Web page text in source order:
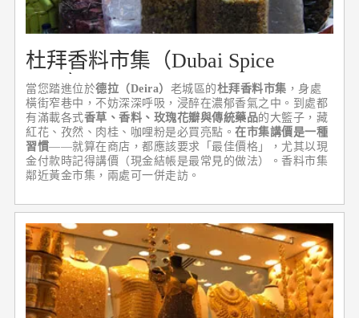
杜拜香料市集（Dubai Spice
Souk）
當您踏進位於德拉（Deira） 老城區的杜拜香料市集 ，身處
橫街窄巷中，不妨深深呼吸，浸醉在濃郁香氣之中。到處都
有滿載各式香草、香料、玫瑰花瓣與傳統藥品的大籃子，藏
紅花、孜然、肉桂、咖哩粉是必買亮點。在市集講價是一種
習慣——就算在商店，都應該要求「最佳價格」，尤其以現
金付款時記得講價（現金結帳是最常見的做法）。香料市集
鄰近黃金市集，兩處可一併走訪。